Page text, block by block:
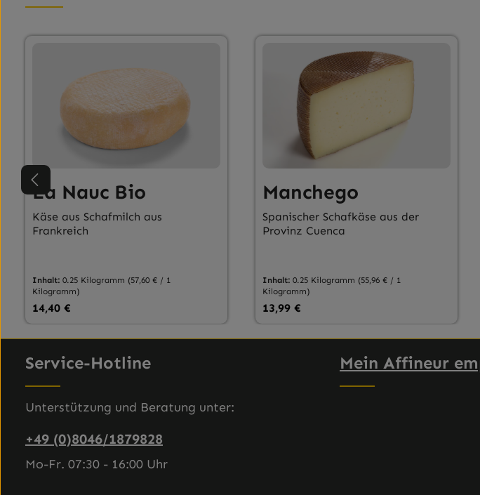
La Nauc Bio
Käse aus Schafmilch aus
Frankreich
Inhalt:0.25 Kilogramm (57,60 € / 1
Kilogramm)
Regulärer Preis:
14,40 €
Manchego
Spanischer Schafkäse aus der
Provinz Cuenca
Inhalt:0.25 Kilogramm (55,96 € / 1
Kilogramm)
Regulärer Preis:
13,99 €
Service-Hotline
Unterstützung und Beratung unter:
+49 (0)8046/1879828
Mo-Fr. 07:30 - 16:00 Uhr
Mein Affineur